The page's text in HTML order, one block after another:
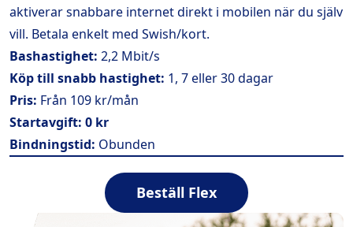
aktiverar snabbare internet direkt i mobilen när du själv
vill. Betala enkelt med Swish/kort.
Bashastighet: 2,2 Mbit/s
Köp till snabb hastighet: 1, 7 eller 30 dagar
Pris: Från 109 kr/mån
Startavgift: 0 kr
Bindningstid: Obunden
Beställ Flex